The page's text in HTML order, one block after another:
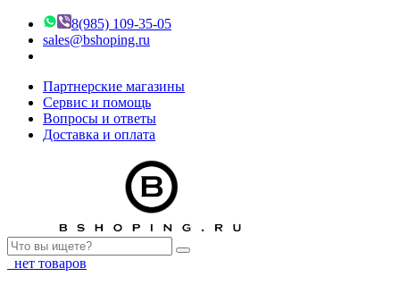
8(985) 109-35-05
sales@bshoping.ru
Партнерские магазины
Сервис и помощь
Вопросы и ответы
Доставка и оплата
нет товаров